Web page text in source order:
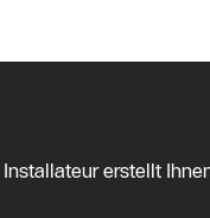
erstellt